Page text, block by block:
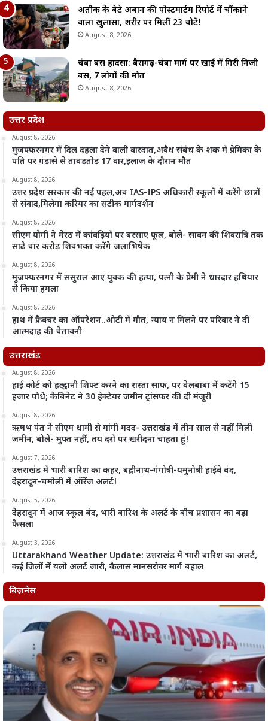
अतीक के बेटे अबान की पोस्टमार्टम रिपोर्ट में चौंकाने
वाला खुलासा, शरीर पर मिलीं 23 चोटें!
August 8, 2026
चंबा बस हादसा: बैरागढ़-चंबा मार्ग पर खाई में गिरी निजी
बस, 7 लोगों की मौत
August 8, 2026
उत्तर प्रदेश
August 8, 2026
मुजफ्फरनगर में दिल दहला देने वाली वारदात,अवैध संबंध के शक में प्रेमिका के
पति पर गंडासे से ताबड़तोड़ 17 वार,इलाज के दौरान मौत
August 8, 2026
उत्तर प्रदेश सरकार की नई पहल,अब IAS-IPS अधिकारी स्कूलों में करेंगे छात्रों
से संवाद,मिलेगा करियर का सटीक मार्गदर्शन
August 8, 2026
सीएम योगी ने मेरठ में कांवड़ियों पर बरसाए फूल, बोले- सावन की शिवरात्रि तक
साढ़े चार करोड़ शिवभक्त करेंगे जलाभिषेक
August 8, 2026
मुजफ्फरनगर में ससुराल आए युवक की हत्या, पत्नी के प्रेमी ने धारदार हथियार
से किया हमला
August 8, 2026
हाथ में फ्रैक्चर का ऑपरेशन..ओटी में मौत, न्याय न मिलने पर परिवार ने दी
आत्मदाह की चेतावनी
उत्तराखंड
August 8, 2026
हाई कोर्ट को हल्द्वानी शिफ्ट करने का रास्ता साफ, पर बेलबाबा में कटेंगे 15
हजार पौधे; कैबिनेट ने 30 हेक्टेयर जमीन ट्रांसफर की दी मंजूरी
August 8, 2026
ऋषभ पंत ने सीएम धामी से मांगी मदद- उत्तराखंड में तीन साल से नहीं मिली
जमीन, बोले- मुफ्त नहीं, तय दरों पर खरीदना चाहता हूं!
August 7, 2026
उत्तराखंड में भारी बारिश का कहर, बद्रीनाथ-गंगोत्री-यमुनोत्री हाईवे बंद,
देहरादून-चमोली में ऑरेंज अलर्ट!
August 5, 2026
देहरादून में आज स्कूल बंद, भारी बारिश के अलर्ट के बीच प्रशासन का बड़ा
फैसला
August 3, 2026
Uttarakhand Weather Update: उत्तराखंड में भारी बारिश का अलर्ट,
कई जिलों में यलो अलर्ट जारी, कैलास मानसरोवर मार्ग बहाल
बिज़नेस